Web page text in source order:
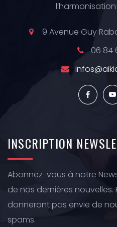
9 Avenue Guy
06 84
INSCRIPTION
Abonnez-vous à notre
de nos dernières nouvelles.
donneront pas envie de
spams.